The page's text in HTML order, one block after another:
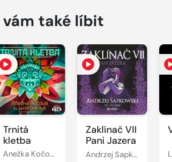
vám také líbit
Trnitá
kletba
Anežka Kočová
Zaklínač VII
Pani Jazera
Andrzej Sapkowski